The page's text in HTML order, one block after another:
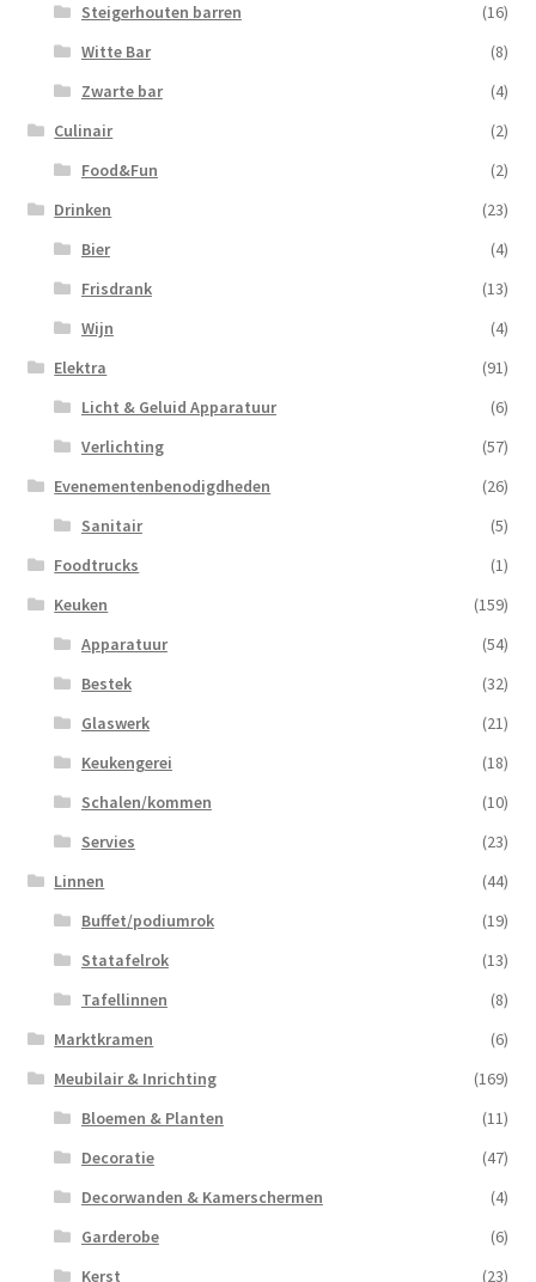
Steigerhouten barren
(16)
Witte Bar
(8)
Zwarte bar
(4)
Culinair
(2)
Food&Fun
(2)
Drinken
(23)
Bier
(4)
Frisdrank
(13)
Wijn
(4)
Elektra
(91)
Licht & Geluid Apparatuur
(6)
Verlichting
(57)
Evenementenbenodigdheden
(26)
Sanitair
(5)
Foodtrucks
(1)
Keuken
(159)
Apparatuur
(54)
Bestek
(32)
Glaswerk
(21)
Keukengerei
(18)
Schalen/kommen
(10)
Servies
(23)
Linnen
(44)
Buffet/podiumrok
(19)
Statafelrok
(13)
Tafellinnen
(8)
Marktkramen
(6)
Meubilair & Inrichting
(169)
Bloemen & Planten
(11)
Decoratie
(47)
Decorwanden & Kamerschermen
(4)
Garderobe
(6)
Kerst
(23)